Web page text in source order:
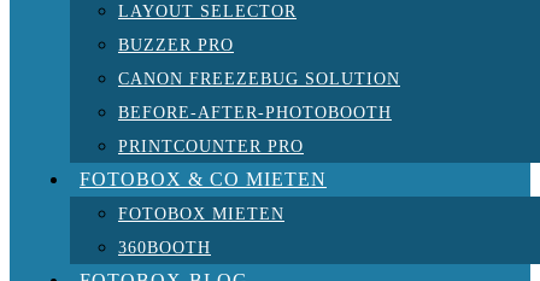
LAYOUT SELECTOR
BUZZER PRO
CANON FREEZEBUG SOLUTION
BEFORE-AFTER-PHOTOBOOTH
PRINTCOUNTER PRO
FOTOBOX & CO MIETEN
FOTOBOX MIETEN
360BOOTH